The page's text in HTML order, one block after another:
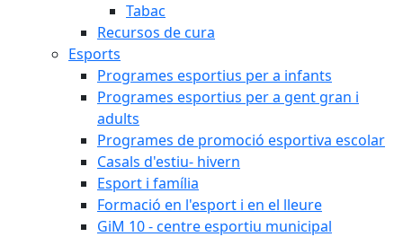
Tabac
Recursos de cura
Esports
Programes esportius per a infants
Programes esportius per a gent gran i
adults
Programes de promoció esportiva escolar
Casals d'estiu- hivern
Esport i família
Formació en l'esport i en el lleure
GiM 10 - centre esportiu municipal